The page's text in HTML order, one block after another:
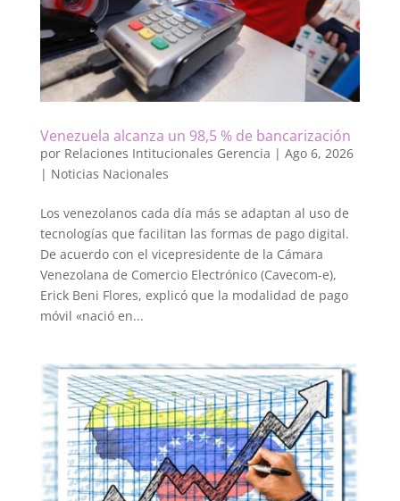
Venezuela alcanza un 98,5 % de bancarización
por Relaciones Intitucionales Gerencia | Ago 6, 2026
| Noticias Nacionales
Los venezolanos cada día más se adaptan al uso de
tecnologías que facilitan las formas de pago digital.
De acuerdo con el vicepresidente de la Cámara
Venezolana de Comercio Electrónico (Cavecom-e),
Erick Beni Flores, explicó que la modalidad de pago
móvil «nació en...